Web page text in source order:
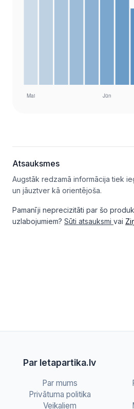
Atsauksmes
Augstāk redzamā informācija tiek
un jāuztver kā orientējoša.
Pamanīji neprecizitāti par šo
uzlabojumiem? Sūti atsauksmi vai
Par letapartika.lv
Par mums
Privātuma politika
Veikaliem